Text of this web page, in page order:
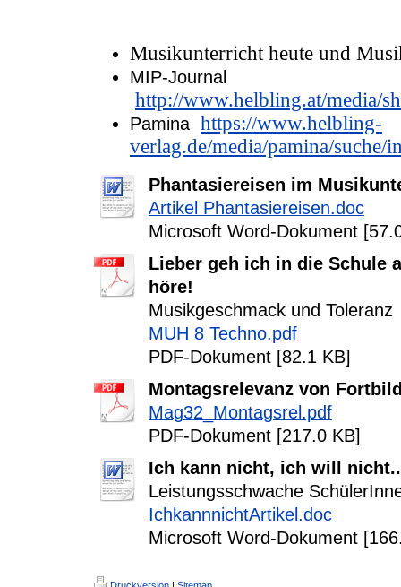
Musikunterricht heute und
MIP-Journal
http://www.helbling.at/media/
Pamina https://www.helbling-
verlag.de/media/pamina/suche/
Phantasiereisen im
Artikel Phantasiereisen.doc
Microsoft Word-Dokument
Lieber geh ich in die Schule
höre!
Musikgeschmack und Toleranz
MUH 8 Techno.pdf
PDF-Dokument [82.1 KB]
Montagsrelevanz von
Mag32_Montagsrel.pdf
PDF-Dokument [217.0 KB]
Ich kann nicht, ich will
Leistungsschwache
IchkannnichtArtikel.doc
Microsoft Word-Dokument